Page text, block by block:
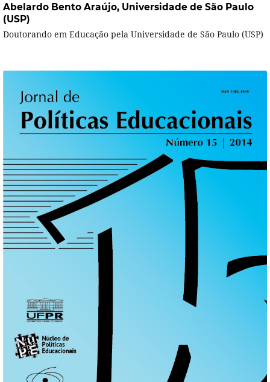
Abelardo Bento Araújo, Universidade de São Paulo
(USP)
Doutorando em Educação pela Universidade de São Paulo (USP)